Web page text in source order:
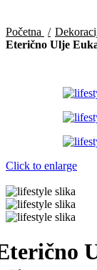
Početna
Eterično Ulje
Click to enlarge